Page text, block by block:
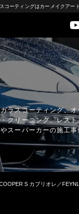
コーティングはカーメイクアー
ラスコーティング、
クリーニング、レス
スーパーカーの施工
S カブリオレ／